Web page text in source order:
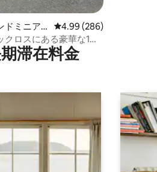
ドミニア
レビュー286件、5つ星中
4.99 (286)
ロスにある豪華な1ベ
ート。
滞⁠在料⁠金